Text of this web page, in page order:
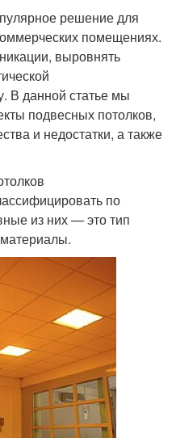
решение для
помещениях.
выровнять
В данной статье мы
подвесных потолков,
и недостатки, а также
по
из них — это тип